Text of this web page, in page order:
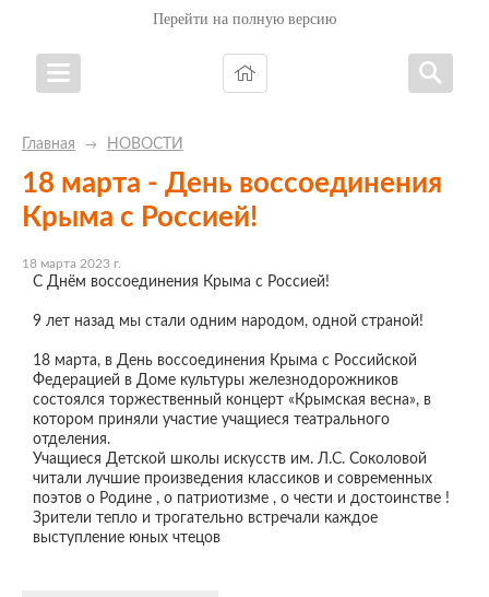
Перейти на полную версию
Главная → НОВОСТИ
18 марта - День воссоединения
Крыма с Россией!
18 марта 2023 г.
С Днём воссоединения Крыма с Россией!
9 лет назад мы стали одним народом, одной страной!
18 марта, в День воссоединения Крыма с Российской
Федерацией в Доме культуры железнодорожников
состоялся торжественный концерт «Крымская весна», в
котором приняли участие учащиеся театрального
отделения.
Учащиеся Детской школы искусств им. Л.С. Соколовой
читали лучшие произведения классиков и современных
поэтов о Родине , о патриотизме , о чести и достоинстве !
Зрители тепло и трогательно встречали каждое
выступление юных чтецов